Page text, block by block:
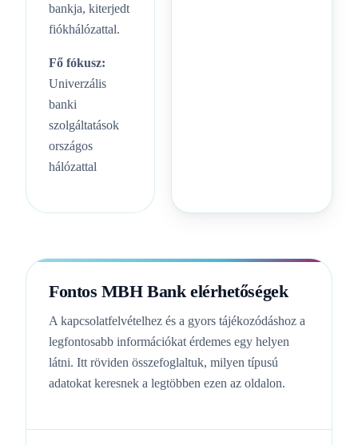
bankja, kiterjedt
fiókhálózattal.
Fő fókusz:
Univerzális
banki
szolgáltatások
országos
hálózattal
Fontos MBH Bank elérhetőségek
A kapcsolatfelvételhez és a gyors tájékozódáshoz a
legfontosabb információkat érdemes egy helyen
látni. Itt röviden összefoglaltuk, milyen típusú
adatokat keresnek a legtöbben ezen az oldalon.